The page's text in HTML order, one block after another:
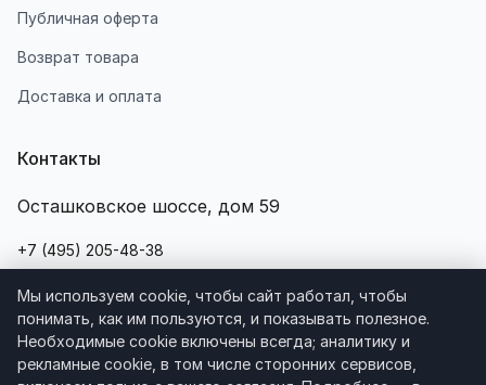
Публичная оферта
Возврат товара
Доставка и оплата
Контакты
Осташковское шоссе, дом 59
+7 (495) 205-48-38
+7 (968) 704-7878
Написать нам
info@linecolor.info
Мы используем cookie, чтобы сайт работал, чтобы
понимать, как им пользуются, и показывать полезное.
Необходимые cookie включены всегда; аналитику и
рекламные cookie, в том числе сторонних сервисов,